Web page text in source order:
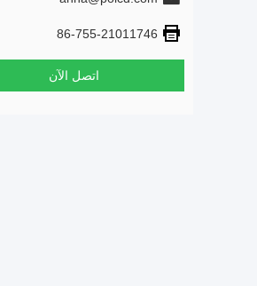
86-755-21011746
اتصل الآن